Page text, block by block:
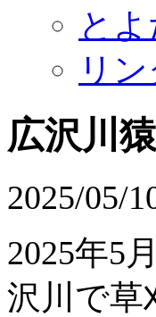
と
リ
広沢川
2025/05/
2025年5
沢川で草